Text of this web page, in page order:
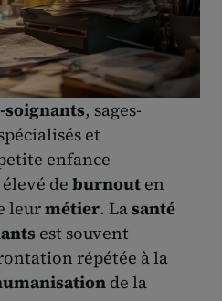
soignants, sages-
et
enfance
de burnout en
leurmétier. Lasanté
est souvent
répétée à la
de la